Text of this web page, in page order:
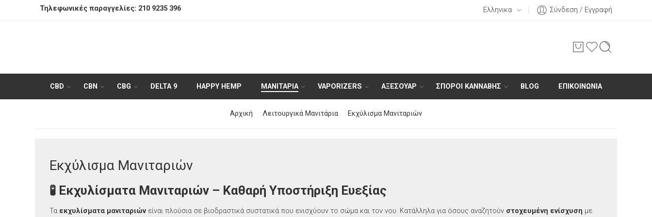
Τηλεφωνικές παραγγελίες: 210 9235 396 Ελληνικα Σύνδεση / Εγγραφή
CBD CBN CBG DELTA 9 HAPPY HEMP ΜΑΝΙΤΑΡΙΑ VAPORIZERS ΑΞΕΣΟΥΆΡ ΣΠΌΡΟΙ ΚΆΝΝΑΒΗΣ BLOG ΕΠΙΚΟΙΝΩΝΊΑ
Αρχική Λειτουργικά Μανιτάρια Εκχύλισμα Μανιταριών
Εκχύλισμα Μανιταριών
🧪 Εκχυλίσματα Μανιταριών – Καθαρή Υποστήριξη Ευεξίας
Τα εκχυλίσματα μανιταριών είναι πλούσια σε βιοδραστικά συστατικά που ενισχύουν το σώμα και τον νου. Κατάλληλα για όσους αναζητούν στοχευμένη ενίσχυση με